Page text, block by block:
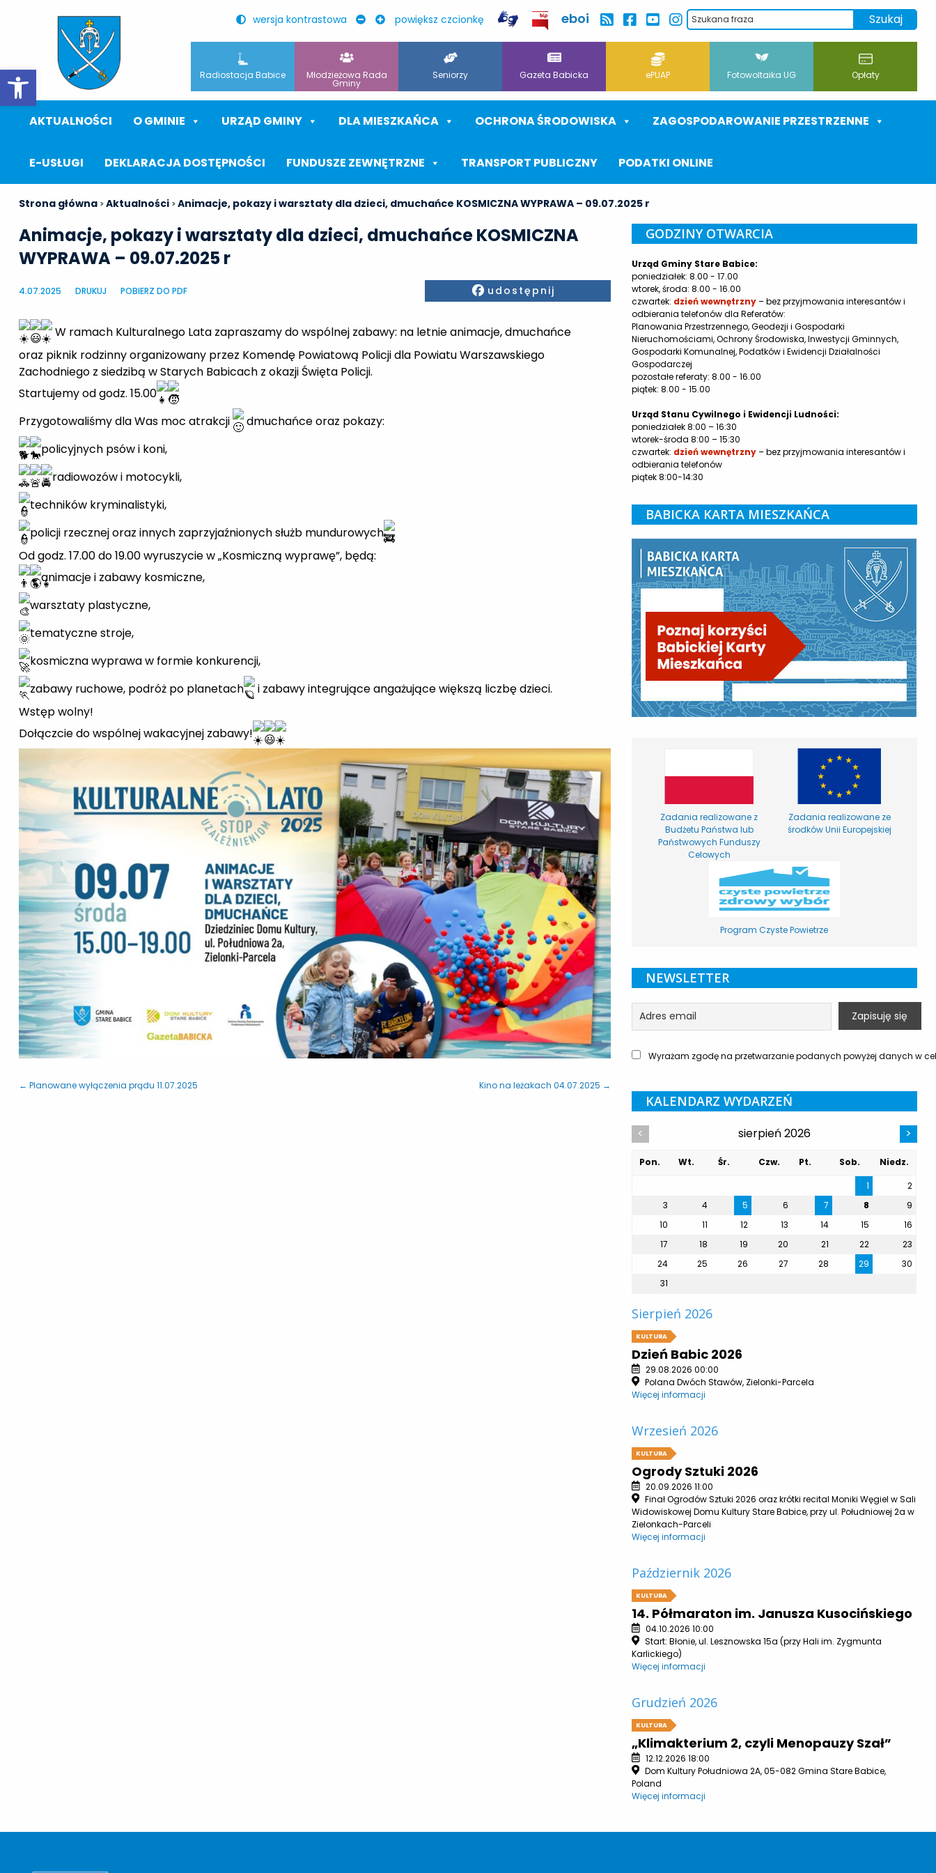
Otwórz pasek narzędzi
wersja kontrastowa powiększ czcionkę eboi
Radiostacja Babice Młodzieżowa Rada
Gminy
Seniorzy Gazeta Babicka ePUAP Fotowoltaika UG Opłaty
AKTUALNOŚCI O GMINIE URZĄD GMINY DLA MIESZKAŃCA OCHRONA ŚRODOWISKA ZAGOSPODAROWANIE PRZESTRZENNE
E-USŁUGI DEKLARACJA DOSTĘPNOŚCI FUNDUSZE ZEWNĘTRZNE TRANSPORT PUBLICZNY PODATKI ONLINE
Strona główna >Aktualności >Animacje, pokazy i warsztaty dla dzieci, dmuchańce KOSMICZNA WYPRAWA – 09.07.2025 r
Animacje, pokazy i warsztaty dla dzieci, dmuchańce KOSMICZNA
WYPRAWA – 09.07.2025 r
4.07.2025 DRUKUJ POBIERZ DO PDF Facebook
udostępnij
W ramach Kulturalnego Lata zapraszamy do wspólnej zabawy: na letnie animacje, dmuchańce
oraz piknik rodzinny organizowany przez Komendę Powiatową Policji dla Powiatu Warszawskiego
Zachodniego z siedzibą w Starych Babicach z okazji Święta Policji.
Startujemy od godz. 15.00
Przygotowaliśmy dla Was moc atrakcji
dmuchańce oraz pokazy:
policyjnych psów i koni,
radiowozów i motocykli,
techników kryminalistyki,
policji rzecznej oraz innych zaprzyjaźnionych służb mundurowych
Od godz. 17.00 do 19.00 wyruszycie w „Kosmiczną wyprawę”, będą:
animacje i zabawy kosmiczne,
warsztaty plastyczne,
tematyczne stroje,
kosmiczna wyprawa w formie konkurencji,
zabawy ruchowe, podróż po planetach
i zabawy integrujące angażujące większą liczbę dzieci.
Wstęp wolny!
Dołączcie do wspólnej wakacyjnej zabawy!
← Planowane wyłączenia prądu 11.07.2025 Kino na leżakach 04.07.2025 →
GODZINY OTWARCIA
Urząd Gminy Stare Babice:
poniedziałek: 8.00 - 17.00
wtorek, środa: 8.00 - 16.00
czwartek: dzień wewnętrzny– bez przyjmowania interesantów i
odbierania telefonów dla Referatów:
Planowania Przestrzennego, Geodezji i Gospodarki
Nieruchomościami, Ochrony Środowiska, Inwestycji Gminnych,
Gospodarki Komunalnej, Podatków i Ewidencji Działalności
Gospodarczej
pozostałe referaty: 8.00 - 16.00
piątek: 8.00 - 15.00
Urząd Stanu Cywilnego i Ewidencji Ludności:
poniedziałek 8:00 – 16:30
wtorek-środa 8:00 – 15:30
czwartek: dzień wewnętrzny– bez przyjmowania interesantów i
odbierania telefonów
piątek 8:00-14:30
BABICKA KARTA MIESZKAŃCA
Zadania realizowane z
Budżetu Państwa lub
Państwowych Funduszy
Celowych
Zadania realizowane ze
środków Unii Europejskiej
Program Czyste Powietrze
NEWSLETTER
Wyrażam zgodę na przetwarzanie podanych powyżej danych w
KALENDARZ WYDARZEŃ
< sierpień 2026 >
Pon. Wt. Śr. Czw. Pt. Sob.
Niedz.
1
2
3
4 5 6 7 8
9
10
11 12 13 14 15
16
17
18 19 20 21 22
23
24
25 26 27 28 29
30
31
Sierpień 2026
KULTURA
Dzień Babic 2026
29.08.2026 00:00
Polana Dwóch Stawów, Zielonki-Parcela
Więcej informacji
Wrzesień 2026
KULTURA
Ogrody Sztuki 2026
20.09.2026 11:00
Finał Ogrodów Sztuki 2026 oraz krótki recital Moniki Węgiel w Sali
Widowiskowej Domu Kultury Stare Babice, przy ul. Południowej 2a w
Zielonkach-Parceli
Więcej informacji
Październik 2026
KULTURA
14. Półmaraton im. Janusza Kusocińskiego
04.10.2026 10:00
Start: Błonie, ul. Lesznowska 15a (przy Hali im. Zygmunta
Karlickiego)
Więcej informacji
Grudzień 2026
KULTURA
„Klimakterium 2, czyli Menopauzy Szał”
12.12.2026 18:00
Dom Kultury Południowa 2A, 05-082 Gmina Stare Babice,
Poland
Więcej informacji